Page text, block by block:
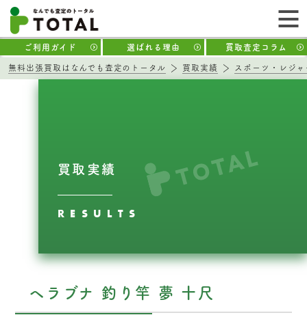
ご利用ガイド 選ばれる理由 買取査定コラム
無料出張買取はなんでも査定のトータル 買取実績 スポーツ・レジャ
買取実績
RESULTS
ヘラブナ 釣り竿 夢 十尺